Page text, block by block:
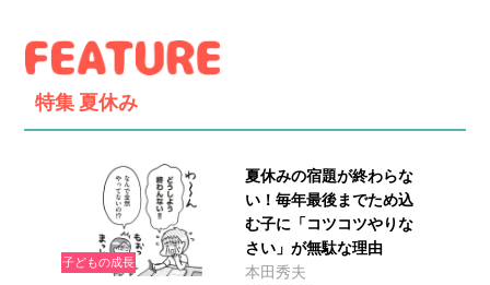
特集 夏休み
子どもの成長
夏休みの宿題が終わらな
い！毎年最後までため込
む子に「コツコツやりな
さい」が無駄な理由
本田秀夫